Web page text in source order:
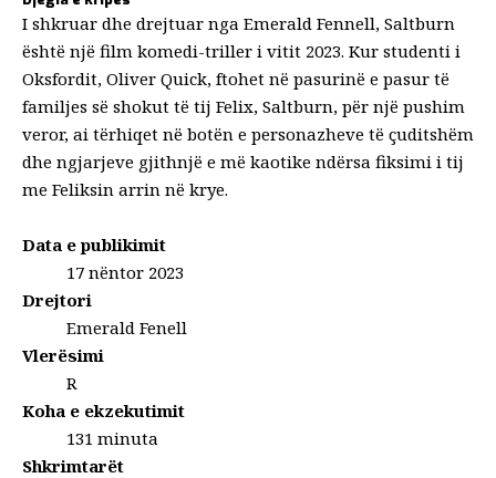
I shkruar dhe drejtuar nga Emerald Fennell, Saltburn
është një film komedi-triller i vitit 2023. Kur studenti i
Oksfordit, Oliver Quick, ftohet në pasurinë e pasur të
familjes së shokut të tij Felix, Saltburn, për një pushim
veror, ai tërhiqet në botën e personazheve të çuditshëm
dhe ngjarjeve gjithnjë e më kaotike ndërsa fiksimi i tij
me Feliksin arrin në krye.
Data e publikimit
17 nëntor 2023
Drejtori
Emerald Fenell
Vlerësimi
R
Koha e ekzekutimit
131 minuta
Shkrimtarët